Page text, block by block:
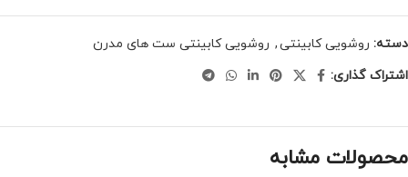
دسته: روشویی کابینتی, روشویی کابینتی ست های مدرن
اشتراک گذاری:
محصولات مشابه